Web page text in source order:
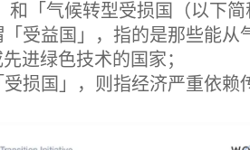
和「气候转型受损国（以下简
「受益国」，指的是那些能
进绿色技术的国家；
受损国」，则指经济严重依赖